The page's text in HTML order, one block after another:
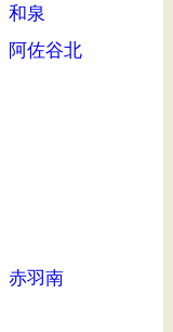
和泉
阿佐谷北
赤羽南